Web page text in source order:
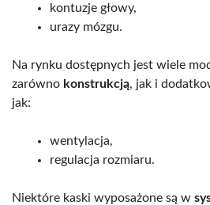
kontuzje głowy,
urazy mózgu.
Na rynku dostępnych jest wiele
zarówno konstrukcją, jak i
jak:
wentylacja,
regulacja rozmiaru.
Niektóre kaski wyposażone są w